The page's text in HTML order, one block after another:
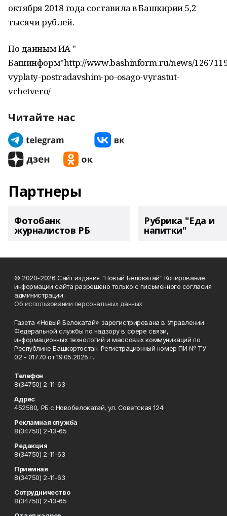
октября 2018 года составила в Башкирии 5,2
тысячи рублей.
По данным ИА "
Башинформ"http://www.bashinform.ru/news/
vyplaty-postradavshim-po-osago-vyrastut-
vchetvero/
Читайте нас
Партнеры
Фотобанк
журналистов РБ
Рубрика "Еда и
напитки"
© 2020-2026 Сайт издания "Новый Белокатай" Копирование
информации сайта разрешено только с письменного согласия
администрации.
Об использовании персональных данных
Газета «Новый Белокатай» зарегистрирована в Управлении
Федеральной службы по надзору в сфере связи,
информационных технологий и массовых коммуникаций по
Республике Башкортостан. Регистрационный номер ПИ № ТУ
02 - 01770 от 19.05.2025 г.
Телефон
8(34750) 2-11-63
Адрес
452580, РБ с.Новобелокатай, ул. Советская 124
Рекламная служба
8(34750) 2-13-65
Редакция
8(34750) 2-11-63
Приемная
8(34750) 2-11-63
Сотрудничество
8(34750) 2-13-65